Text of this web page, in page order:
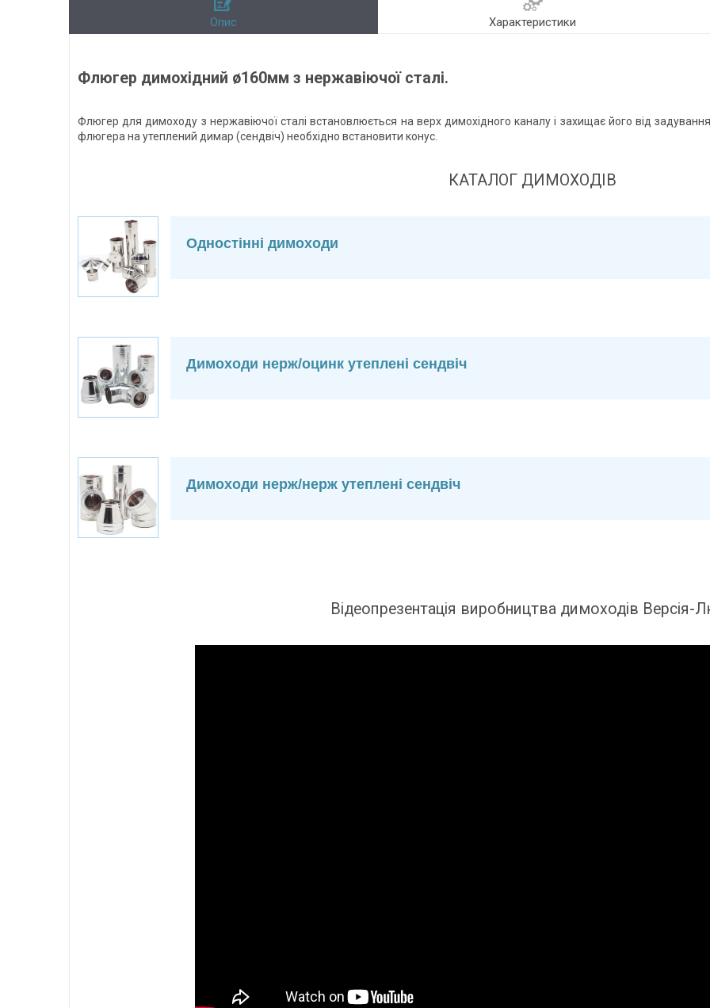
Опис Характеристики
Флюгер димохідний ø160мм з нержавіючої сталі.
Флюгер для димоходу з нержавіючої сталі встановлюється на верх димохідного каналу і захищає його від
флюгера на утеплений димар (сендвіч) необхідно встановити конус.
КАТАЛОГ ДИМОХОДІВ
Одностінні димоходи
Димоходи нерж/оцинк утеплені сендвіч
Димоходи нерж/нерж утеплені сендвіч
Відеопрезентація виробництва димоходів Версія-